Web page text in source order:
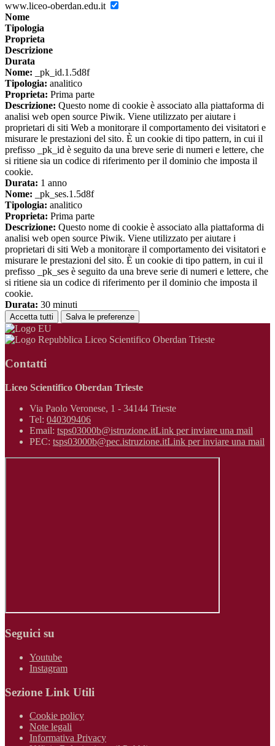
www.liceo-oberdan.edu.it
Nome
Tipologia
Proprieta
Descrizione
Durata
Nome: _pk_id.1.5d8f
Tipologia: analitico
Proprieta: Prima parte
Descrizione: Questo nome di cookie è associato alla piattaforma di
analisi web open source Piwik. Viene utilizzato per aiutare i
proprietari di siti Web a monitorare il comportamento dei visitatori e
misurare le prestazioni del sito. È un cookie di tipo pattern, in cui il
prefisso _pk_id è seguito da una breve serie di numeri e lettere, che
si ritiene sia un codice di riferimento per il dominio che imposta il
cookie.
Durata: 1 anno
Nome: _pk_ses.1.5d8f
Tipologia: analitico
Proprieta: Prima parte
Descrizione: Questo nome di cookie è associato alla piattaforma di
analisi web open source Piwik. Viene utilizzato per aiutare i
proprietari di siti Web a monitorare il comportamento dei visitatori e
misurare le prestazioni del sito. È un cookie di tipo pattern, in cui il
prefisso _pk_ses è seguito da una breve serie di numeri e lettere, che
si ritiene sia un codice di riferimento per il dominio che imposta il
cookie.
Durata: 30 minuti
Accetta tutti Salva le preferenze
Liceo Scientifico Oberdan Trieste
Contatti
Liceo Scientifico Oberdan Trieste
Via Paolo Veronese, 1 - 34144 Trieste
Tel: 040309406
Email: tsps03000b@istruzione.itLink per inviare una mail
PEC: tsps03000b@pec.istruzione.itLink per inviare una mail
Seguici su
Youtube
Instagram
Sezione Link Utili
Cookie policy
Note legali
Informativa Privacy